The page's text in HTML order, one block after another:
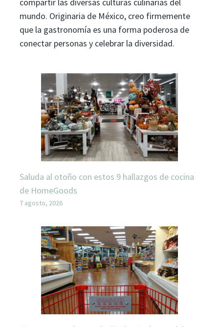
mundo. Originaria de México, creo firmemente
que la gastronomía es una forma poderosa de
conectar personas y celebrar la diversidad.
Saluda al otoño con estos 9 hallazgos de cocina
de HomeGoods
7 agosto, 2026